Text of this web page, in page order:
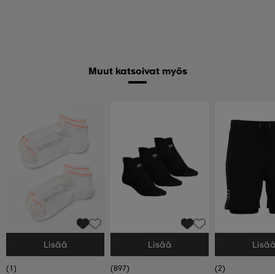
Muut katsoivat myös
Valitse Koko
Lisää
(1)
Valitse Koko
Lisää
(897)
Valitse Koko
(2)